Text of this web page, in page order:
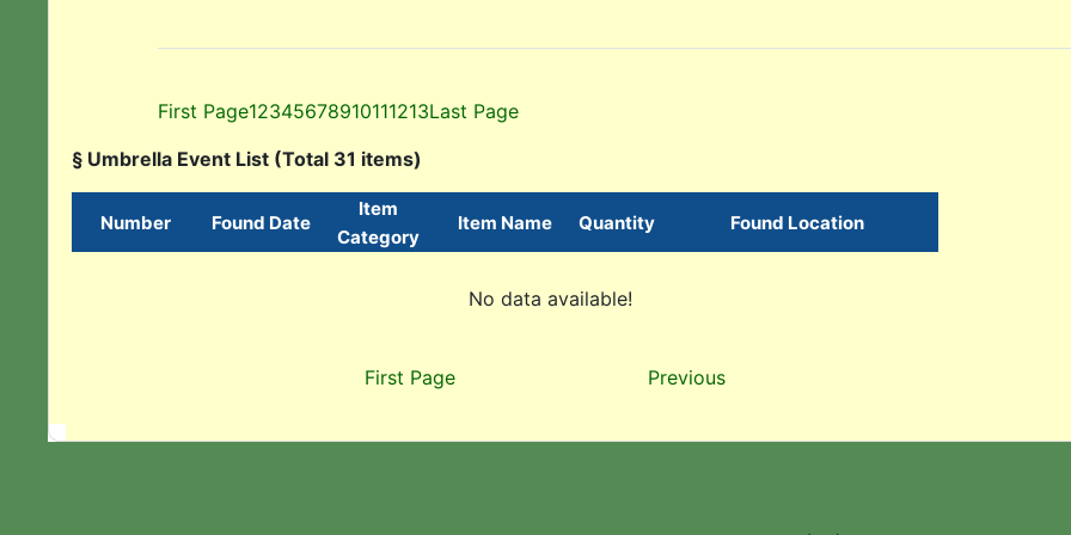
First Page12345678910111213Last Page
§ Umbrella Event List (Total 31 items)
Number Found Date
Item
Category
Item Name Quantity Found Location
No data available!
First Page Previous